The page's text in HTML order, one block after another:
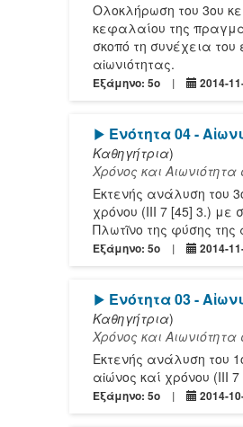
Ολοκλήρωση του 3ου
κεφαλαίου της
σκοπό τη συνέχεια
αἰωνιότητας.
Εξάμηνο: 5o 2014-
[Play]
Ενότητα 04 -
Καθηγήτρια)
Χρόνος και
Εκτενής ανάλυση του
χρόνου (ΙΙΙ 7 [45] 3.)
Πλωτῖνο της φύσης της
Εξάμηνο: 5o 2014-
[Play]
Ενότητα 03 -
Καθηγήτρια)
Χρόνος και
Εκτενής ανάλυση του
αἰώνος καί χρόνου
Εξάμηνο: 5o 2014-